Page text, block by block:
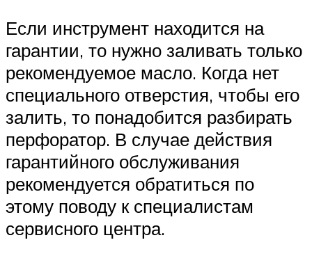
Если инструмент находится на
гарантии, то нужно заливать только
рекомендуемое масло. Когда нет
специального отверстия, чтобы его
залить, то понадобится разбирать
перфоратор. В случае действия
гарантийного обслуживания
рекомендуется обратиться по
этому поводу к специалистам
сервисного центра.